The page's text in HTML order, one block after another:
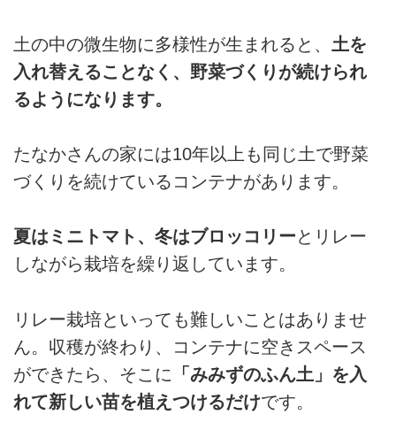
土の中の微生物に多様性が生まれると、 土を
入れ替えることなく、野菜づくりが続けられ
るようになります。
たなかさんの家には10年以上も同じ土で野菜
づくりを続けているコンテナがあります。
夏はミニトマト、冬はブロッコリーとリレー
しながら栽培を繰り返しています。
リレー栽培といっても難しいことはありませ
ん。収穫が終わり、コンテナに空きスペース
ができたら、そこに 「みみずのふん土」を入
れて新しい苗を植えつけるだけです。